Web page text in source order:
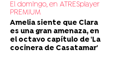
El domingo, en ATRESplayer
PREMIUM
Amelia siente que Clara
es una gran amenaza, en
el octavo capítulo de 'La
cocinera de Casatamar'